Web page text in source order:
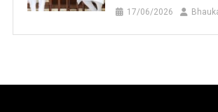
17/06/2026